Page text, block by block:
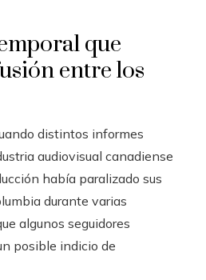
que
entre los
distintos informes
audiovisual canadiense
había paralizado sus
durante varias
algunos seguidores
posible indicio de